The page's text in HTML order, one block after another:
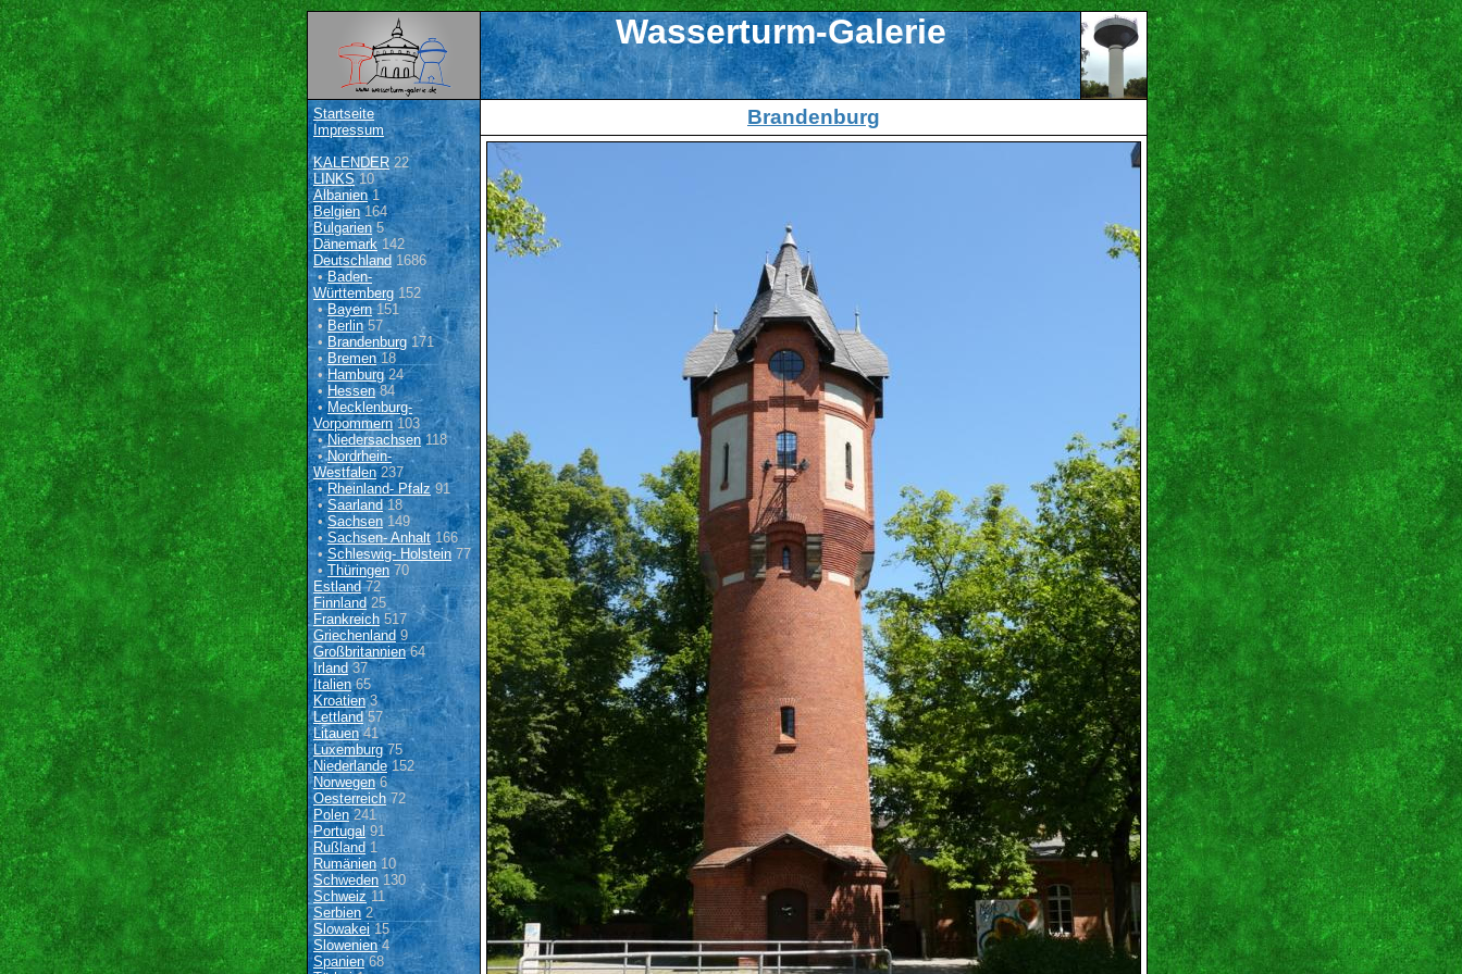
Wasserturm-Galerie
Startseite
Impressum
KALENDER22
LINKS10
Albanien1
Belgien164
Bulgarien 5
Dänemark142
Deutschland 1686
•Baden-
Württemberg 152
•Bayern151
•Berlin57
• Brandenburg171
• Bremen18
•Hamburg24
• Hessen84
•Mecklenburg-
Vorpommern103
•Niedersachsen 118
•Nordrhein-
Westfalen237
•Rheinland- Pfalz 91
•Saarland18
•Sachsen 149
•Sachsen- Anhalt166
•Schleswig- Holstein 77
• Thüringen 70
Estland72
Finnland25
Frankreich 517
Griechenland 9
Großbritannien64
Irland 37
Italien65
Kroatien3
Lettland57
Litauen41
Luxemburg75
Niederlande152
Norwegen6
Oesterreich 72
Polen241
Portugal 91
Rußland1
Rumänien10
Schweden 130
Schweiz 11
Serbien 2
Slowakei 15
Slowenien4
Spanien68
Brandenburg